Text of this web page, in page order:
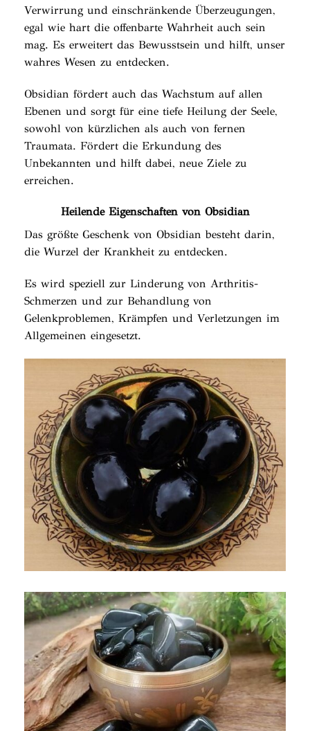
Verwirrung und einschränkende Überzeugungen,
egal wie hart die offenbarte Wahrheit auch sein
mag. Es erweitert das Bewusstsein und hilft, unser
wahres Wesen zu entdecken.
Obsidian fördert auch das Wachstum auf allen
Ebenen und sorgt für eine tiefe Heilung der Seele,
sowohl von kürzlichen als auch von fernen
Traumata. Fördert die Erkundung des
Unbekannten und hilft dabei, neue Ziele zu
erreichen.
Heilende Eigenschaften von Obsidian
Das größte Geschenk von Obsidian besteht darin,
die Wurzel der Krankheit zu entdecken.
Es wird speziell zur Linderung von Arthritis-
Schmerzen und zur Behandlung von
Gelenkproblemen, Krämpfen und Verletzungen im
Allgemeinen eingesetzt.